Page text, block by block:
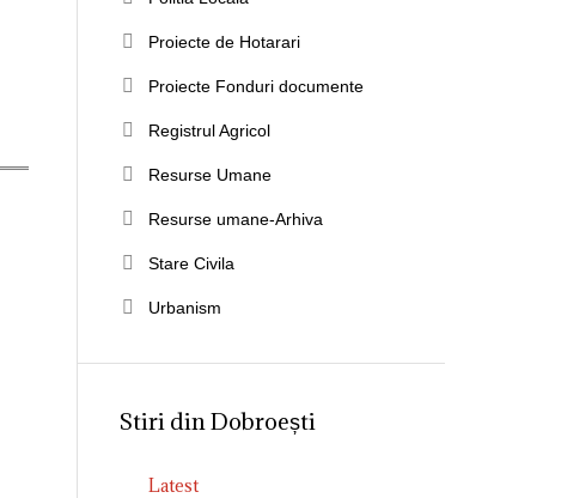
Proiecte de Hotarari
Proiecte Fonduri documente
Registrul Agricol
Resurse Umane
Resurse umane-Arhiva
Stare Civila
Urbanism
Stiri din Dobroești
Latest